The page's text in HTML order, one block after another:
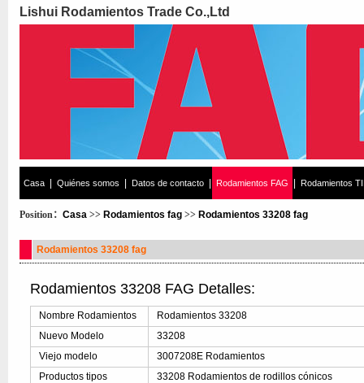
Lishui Rodamientos Trade Co.,Ltd
Casa Quiénes somos Datos de contacto Rodamientos FAG Rodamientos
Position： Casa >> Rodamientos fag >> Rodamientos 33208 fag
Rodamientos 33208 fag
Rodamientos 33208 FAG Detalles:
Nombre Rodamientos
Rodamientos 33208
Nuevo Modelo
33208
Viejo modelo
3007208E Rodamientos
Productos tipos
33208 Rodamientos de rodillos cónicos